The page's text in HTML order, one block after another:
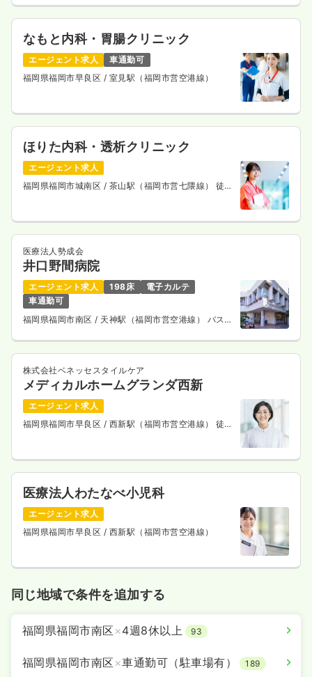
なもと内科・胃腸クリニック
エージェント求人
車通勤可
福岡県福岡市早良区 / 室見駅（福岡市営空港線）
ほりた内科・透析クリニック
エージェント求人
福岡県福岡市城南区 / 茶山駅（福岡市営七隈線） 徒歩
医療法人勢成会
井口野間病院
エージェント求人 198床
電子カルテ
車通勤可
福岡県福岡市南区 / 天神駅（福岡市営空港線） バス
株式会社ベネッセスタイルケア
メディカルホームグランダ西新
エージェント求人
福岡県福岡市早良区 / 西新駅（福岡市営空港線） 徒歩
医療法人わたなべ小児科
エージェント求人
福岡県福岡市早良区 / 西新駅（福岡市営空港線）
同じ地域で条件を追加する
福岡県福岡市南区 ×4週8休以上 93
福岡県福岡市南区 ×車通勤可（駐車場有） 189